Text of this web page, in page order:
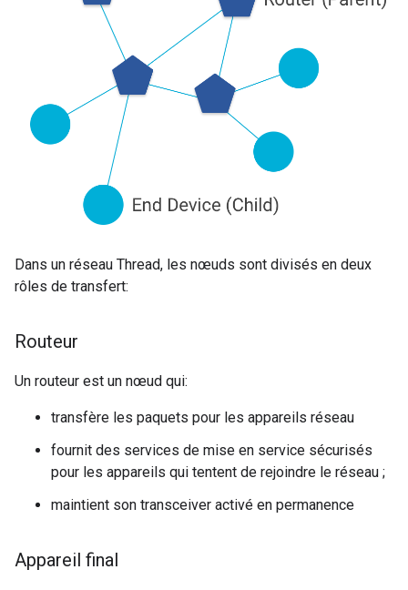
Dans un réseau Thread, les nœuds sont divisés en deux
rôles de transfert:
Routeur
Un routeur est un nœud qui:
transfère les paquets pour les appareils réseau
fournit des services de mise en service sécurisés
pour les appareils qui tentent de rejoindre le réseau ;
maintient son transceiver activé en permanence
Appareil final